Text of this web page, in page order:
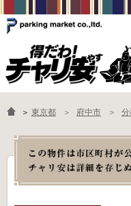
物件一覧
よくあるご質問
＞ 東京都 府中市